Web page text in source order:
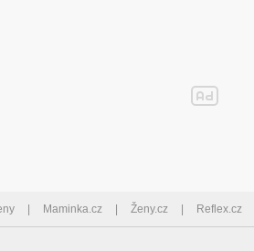
Maminka.cz Ženy.cz Reflex.cz